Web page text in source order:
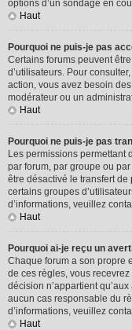
options d’un sondage en
Haut
Pourquoi ne puis-je pas
Certains forums peuvent
d’utilisateurs. Pour
action, vous avez besoin
modérateur ou un
Haut
Pourquoi ne puis-je pas
Les permissions permettant
par forum, par groupe ou
être désactivé le transfert
certains groupes
d’informations, veuillez
Haut
Pourquoi ai-je reçu un
Chaque forum a son propre
de ces règles, vous
décision n’appartient
aucun cas responsable du
d’informations, veuillez
Haut